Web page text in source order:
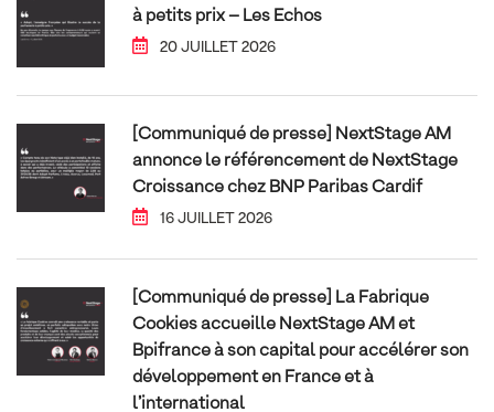
à petits prix – Les Echos
20 JUILLET 2026
[Communiqué de presse] NextStage AM
annonce le référencement de NextStage
Croissance chez BNP Paribas Cardif
16 JUILLET 2026
[Communiqué de presse] La Fabrique
Cookies accueille NextStage AM et
Bpifrance à son capital pour accélérer son
développement en France et à
l’international